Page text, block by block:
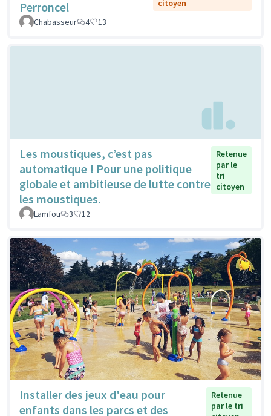
Perroncel
citoyen
Chabasseur
4 13
Les moustiques, c’est pas
automatique ! Pour une politique
globale et ambitieuse de lutte contre
les moustiques.
Retenue
par le
tri
citoyen
Lamfou 3 12
Installer des jeux d'eau pour
enfants dans les parcs et des
Retenue
par le tri